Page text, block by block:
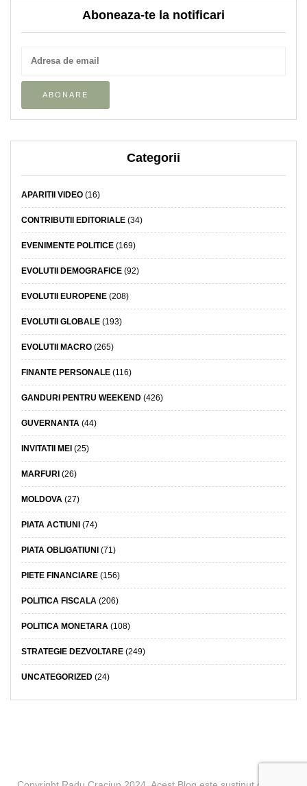
Aboneaza-te la notificari
Categorii
APARITII VIDEO (16)
CONTRIBUTII EDITORIALE (34)
EVENIMENTE POLITICE (169)
EVOLUTII DEMOGRAFICE (92)
EVOLUTII EUROPENE (208)
EVOLUTII GLOBALE (193)
EVOLUTII MACRO (265)
FINANTE PERSONALE (116)
GANDURI PENTRU WEEKEND (426)
GUVERNANTA (44)
INVITATII MEI (25)
MARFURI (26)
MOLDOVA (27)
PIATA ACTIUNI (74)
PIATA OBLIGATIUNI (71)
PIETE FINANCIARE (156)
POLITICA FISCALA (206)
POLITICA MONETARA (108)
STRATEGIE DEZVOLTARE (249)
UNCATEGORIZED (24)